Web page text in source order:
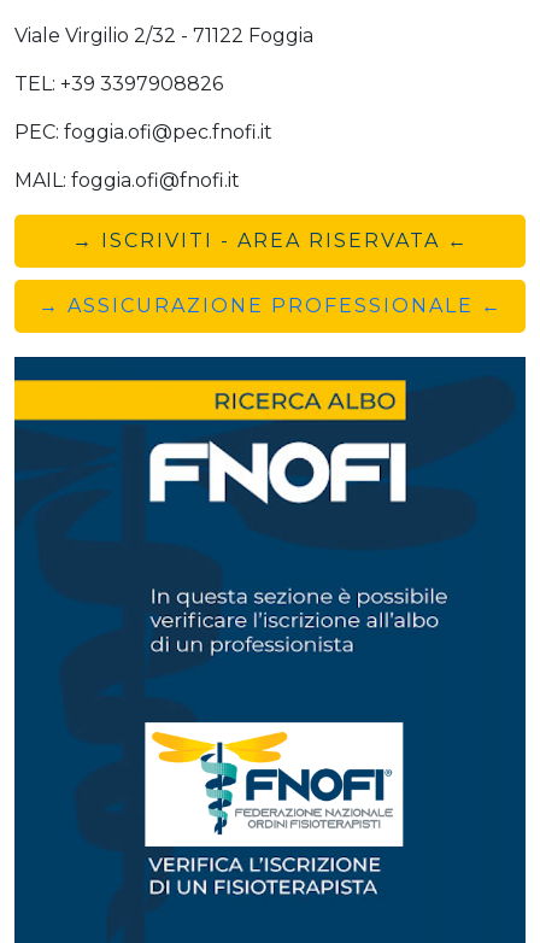
Viale Virgilio 2/32 - 71122 Foggia
TEL: +39 3397908826
PEC: foggia.ofi@pec.fnofi.it
MAIL: foggia.ofi@fnofi.it
→ ISCRIVITI - AREA RISERVATA ←
→ ASSICURAZIONE PROFESSIONALE ←